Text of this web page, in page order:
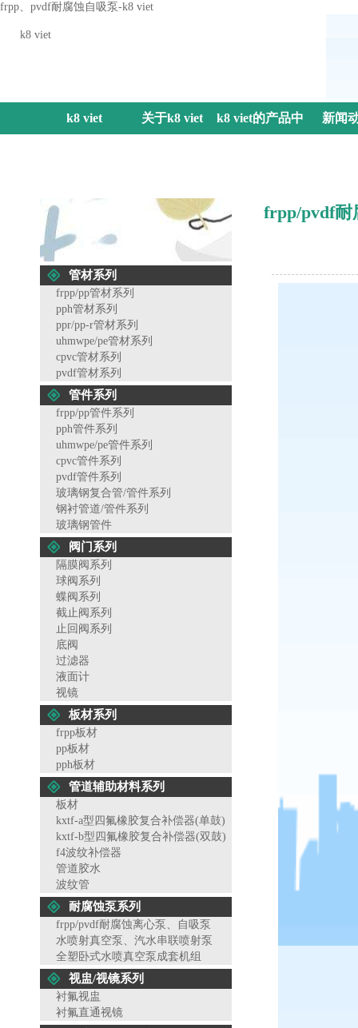
frpp、pvdf耐腐蚀自吸泵-k8 viet
k8 viet
k8 viet 关于k8 viet k8 viet的产品中 新闻
管材系列
frpp/pp管材系列
pph管材系列
ppr/pp-r管材系列
uhmwpe/pe管材系列
cpvc管材系列
pvdf管材系列
管件系列
frpp/pp管件系列
pph管件系列
uhmwpe/pe管件系列
cpvc管件系列
pvdf管件系列
玻璃钢复合管/管件系列
钢衬管道/管件系列
玻璃钢管件
阀门系列
隔膜阀系列
球阀系列
蝶阀系列
截止阀系列
止回阀系列
底阀
过滤器
液面计
视镜
板材系列
frpp板材
pp板材
pph板材
管道辅助材料系列
板材
kxtf-a型四氟橡胶复合补偿器(单鼓)
kxtf-b型四氟橡胶复合补偿器(双鼓)
f4波纹补偿器
管道胶水
波纹管
耐腐蚀泵系列
frpp/pvdf耐腐蚀离心泵、自吸泵
水喷射真空泵、汽水串联喷射泵
全塑卧式水喷真空泵成套机组
视盅/视镜系列
衬氟视盅
衬氟直通视镜
frpp/pvdf耐